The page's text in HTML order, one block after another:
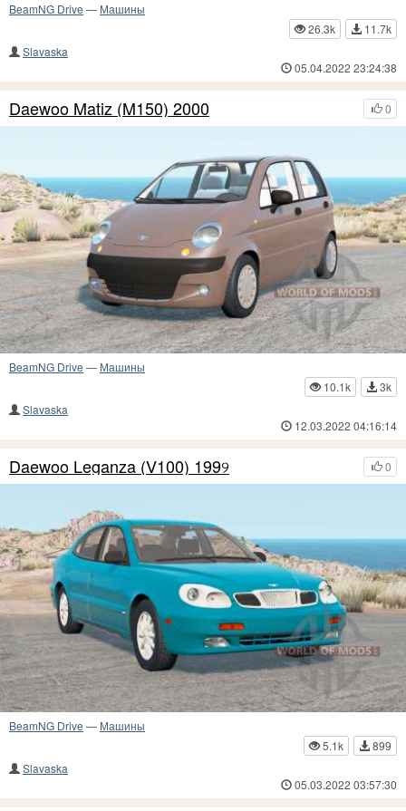
BeamNG Drive — Машины
26.3k
11.7k
Slavaska
05.04.2022 23:24:38
0
Daewoo Matiz (M150) 2000
BeamNG Drive — Машины
10.1k
3k
Slavaska
12.03.2022 04:16:14
0
Daewoo Leganza (V100) 199୨
BeamNG Drive — Машины
5.1k
899
Slavaska
05.03.2022 03:57:30